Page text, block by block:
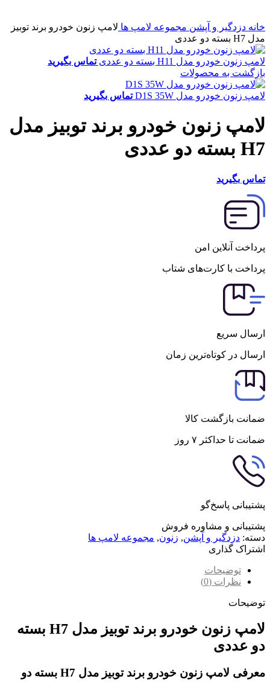
خانه دزدگیر و آپشن مجموعه لامپ ها لامپ زنون خودرو برند توبیز
مدل H7 بسته دو عددی
لامپ زنون خودرو مدل H11 بسته دو عددی
تماس بگیرید
بازگشت به محصولات
لامپ زنون خودرو مدل D1S 35W تماس بگیرید
لامپ زنون خودرو برند توبیز مدل
H7 بسته دو عددی
تماس بگیرید
پرداخت آنلاین امن
پرداخت با کارت‌های شتاب
ارسال سریع
ارسال در کوتاه‌ترین زمان
ضمانت بازگشت کالا
ضمانت تا حداکثر ۷ روز
پشتیبانی پاسخ‌گو
پشتیبانی و مشاوره فروش
دسته: دزدگیر و آپشن, زنون, مجموعه لامپ ها
اشتراک گذاری
توضیحات
نظرات (0)
توضیحات
لامپ زنون خودرو برند توبیز مدل H7 بسته
دو عددی
معرفی لامپ زنون خودرو برند توبیز مدل H7 بسته دو